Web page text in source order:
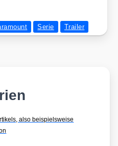
Serie Trailer
also beispielsweise